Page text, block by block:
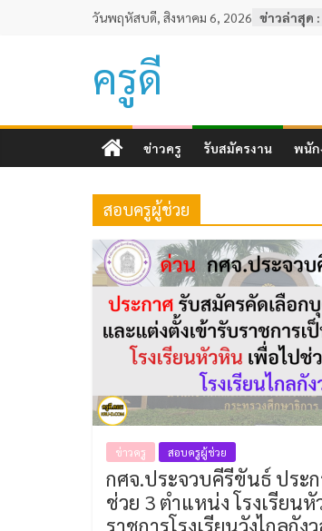
วันพฤหัสบดี, สิงหาคม 6, 2026 ข่าวล่าสุด :
ครูดี
ข่าวครู รับสมัครงาน พนัก
สอบครูผู้ช่วย
ข่าวครู สอบครูผู้ช่วย
กศจ.ประจวบคีรีขันธ์ ประ
ช่วย 3 ตำแหน่ง โรงเรียน
ราชการโรงเรียนวังไกลกัง